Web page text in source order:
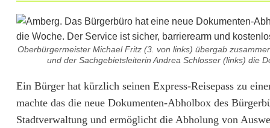
Oberbürgermeister Michael Fritz (3. von links) übergab
und der Sachgebietsleiterin Andrea Schlosser (links) die
D
o
Ein Bürger hat kürzlich seinen Express-Reisepass zu
machte das die neue Dokumenten-Abholbox des
Stadtverwaltung und ermöglicht die Abholung von